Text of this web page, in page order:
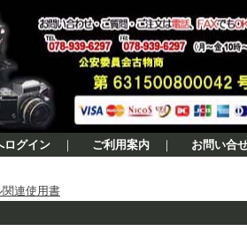
ログイン ｜ ご利用案内 ｜ お問い合
連使用書